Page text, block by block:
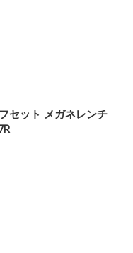
セット メガネレンチ